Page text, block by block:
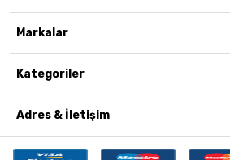
Markalar
Kategoriler
Adres & İletişim